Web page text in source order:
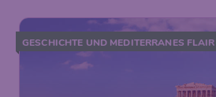
GESCHICHTE UND MEDITERRANES FLAIR